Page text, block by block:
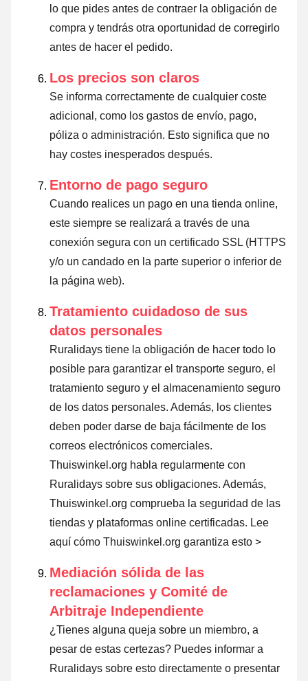
lo que pides antes de contraer la obligación de
compra y tendrás otra oportunidad de corregirlo
antes de hacer el pedido.
Los precios son claros
Se informa correctamente de cualquier coste
adicional, como los gastos de envío, pago,
póliza o administración. Esto significa que no
hay costes inesperados después.
Entorno de pago seguro
Cuando realices un pago en una tienda online,
este siempre se realizará a través de una
conexión segura con un certificado SSL (HTTPS
y/o un candado en la parte superior o inferior de
la página web).
Tratamiento cuidadoso de sus
datos personales
Ruralidays tiene la obligación de hacer todo lo
posible para garantizar el transporte seguro, el
tratamiento seguro y el almacenamiento seguro
de los datos personales. Además, los clientes
deben poder darse de baja fácilmente de los
correos electrónicos comerciales.
Thuiswinkel.org habla regularmente con
Ruralidays sobre sus obligaciones. Además,
Thuiswinkel.org comprueba la seguridad de las
tiendas y plataformas online certificadas. Lee
aquí cómo Thuiswinkel.org garantiza esto >
Mediación sólida de las
reclamaciones y Comité de
Arbitraje Independiente
¿Tienes alguna queja sobre un miembro, a
pesar de estas certezas? Puedes informar a
Ruralidays sobre esto directamente o presentar